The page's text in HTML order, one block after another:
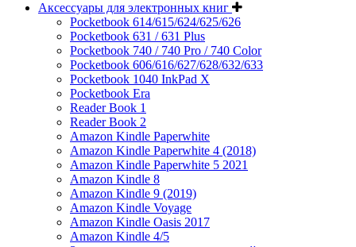
Аксессуары для электронных книг
Pocketbook 614/615/624/625/626
Pocketbook 631 / 631 Plus
Pocketbook 740 / 740 Pro / 740 Color
Pocketbook 606/616/627/628/632/633
Pocketbook 1040 InkPad X
Pocketbook Era
Reader Book 1
Reader Book 2
Amazon Kindle Paperwhite
Amazon Kindle Paperwhite 4 (2018)
Amazon Kindle Paperwhite 5 2021
Amazon Kindle 8
Amazon Kindle 9 (2019)
Amazon Kindle Voyage
Amazon Kindle Oasis 2017
Amazon Kindle 4/5